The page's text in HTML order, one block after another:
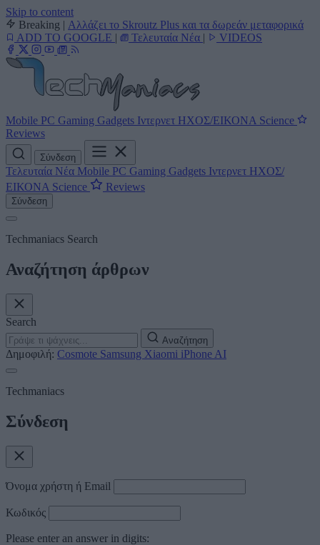
Skip to content
Breaking | Αλλάζει το Skroutz Plus και τα δωρεάν μεταφορικά
ADD TO GOOGLE | Τελευταία Νέα | VIDEOS
Mobile PC Gaming Gadgets Ιντερνετ ΗΧΟΣ/ΕΙΚΟΝΑ Science
Reviews
Σύνδεση
Τελευταία Νέα Mobile PC Gaming Gadgets Ιντερνετ ΗΧΟΣ/
ΕΙΚΟΝΑ Science Reviews
Σύνδεση
Techmaniacs Search
Αναζήτηση άρθρων
Search
Αναζήτηση
Δημοφιλή: Cosmote Samsung Xiaomi iPhone AI
Techmaniacs
Σύνδεση
Όνομα χρήστη ή Email
Κωδικός
Please enter an answer in digits: